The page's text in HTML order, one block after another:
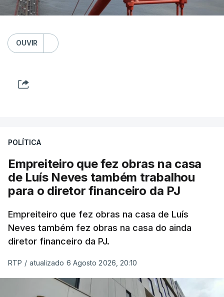
OUVIR
POLÍTICA
Empreiteiro que fez obras na casa
de Luís Neves também trabalhou
para o diretor financeiro da PJ
Empreiteiro que fez obras na casa de Luís
Neves também fez obras na casa do ainda
diretor financeiro da PJ.
RTP / atualizado 6 Agosto 2026, 20:10